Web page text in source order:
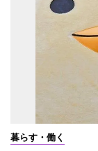
暮らす・働く